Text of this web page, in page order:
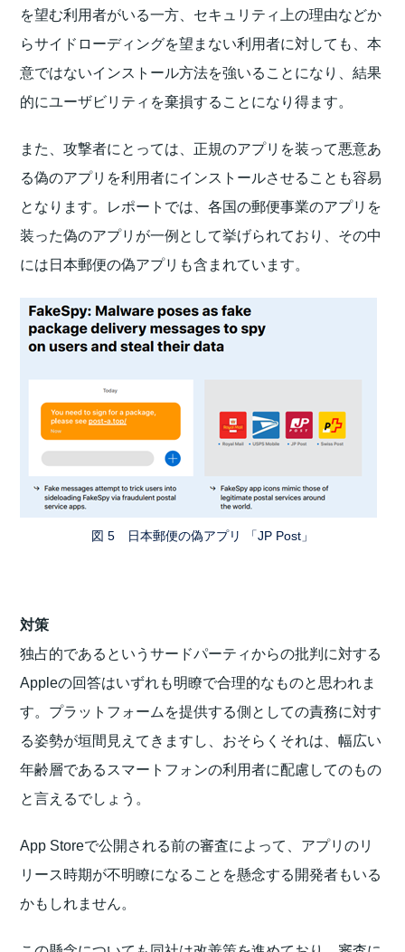
を望む利用者がいる一方、セキュリティ上の理由などか
らサイドローディングを望まない利用者に対しても、本
意ではないインストール方法を強いることになり、結果
的にユーザビリティを棄損することになり得ます。
また、攻撃者にとっては、正規のアプリを装って悪意あ
る偽のアプリを利用者にインストールさせることも容易
となります。レポートでは、各国の郵便事業のアプリを
装った偽のアプリが一例として挙げられており、その中
には日本郵便の偽アプリも含まれています。
図 5 日本郵便の偽アプリ 「JP Post」
対策
独占的であるというサードパーティからの批判に対する
Appleの回答はいずれも明瞭で合理的なものと思われま
す。プラットフォームを提供する側としての責務に対す
る姿勢が垣間見えてきますし、おそらくそれは、幅広い
年齢層であるスマートフォンの利用者に配慮してのもの
と言えるでしょう。
App Storeで公開される前の審査によって、アプリのリ
リース時期が不明瞭になることを懸念する開発者もいる
かもしれません。